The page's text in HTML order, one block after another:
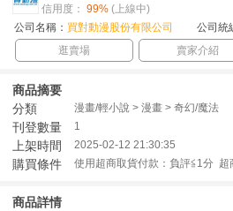
信用度： 99% (上線中)
公司名稱： 買對動漫股份有限公司 公司統
逛賣場
賣家介紹
商品摘要
分類
漫畫/輕小說 > 漫畫 > 奇幻/魔法
刊登數量 1
上架時間 2025-02-12 21:30:35
購買條件 使用超商取貨付款：負評≦1分
商品詳情